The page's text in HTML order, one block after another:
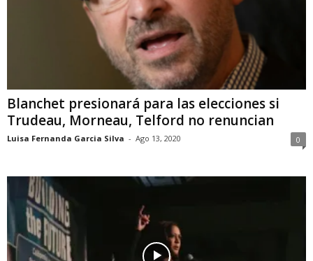
Blanchet presionará para las elecciones si
Trudeau, Morneau, Telford no renuncian
Luisa Fernanda Garcia Silva - Ago 13, 2020 0